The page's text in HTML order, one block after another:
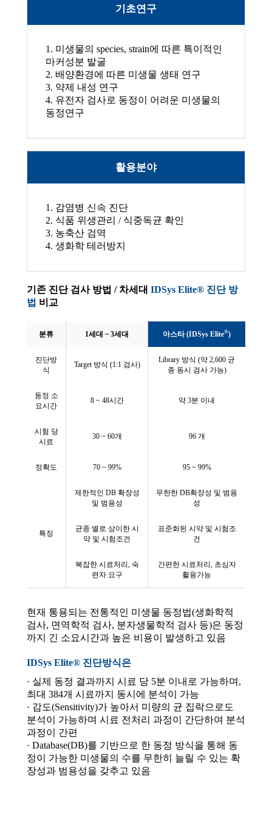
기초연구
1. 미생물의 species, strain에 따른 특이적인
마커성분 발굴
2. 배양환경에 따른 미생물 생태 연구
3. 약제 내성 연구
4. 유전자 검사로 동정이 어려운 미생물의
동정연구
활용분야
1. 감염병 신속 진단
2. 식품 위생관리 / 식중독균 확인
3. 농축산 검역
4. 생화학 테러방지
기존 진단 검사 방법 / 차세대 IDSys Elite® 진단 방
법 비교
분류 1세대 ~ 3세대 아스타 (IDSys Elite®)
진단방
식
Target 방식 (1:1 검사)
Library 방식 (약 2,600 균
종 동시 검사 가능)
동정 소
요시간
8 ~ 48시간 약 3분 이내
시험 당
시료
30 ~ 60개 96 개
정확도 70 ~ 99% 95 ~ 99%
특징
제한적인 DB 확장성
및 범용성
무한한 DB확장성 및 범용
성
균종 별로 상이한 시
약 및 시험조건
표준화된 시약 및 시험조
건
복잡한 시료처리, 숙
련자 요구
간편한 시료처리, 초심자
활용가능
현재 통용되는 전통적인 미생물 동정법(생화학적
검사, 면역학적 검사, 분자생물학적 검사 등)은 동정
까지 긴 소요시간과 높은 비용이 발생하고 있음
IDSys Elite® 진단방식은
· 실제 동정 결과까지 시료 당 5분 이내로 가능하며,
최대 384개 시료까지 동시에 분석이 가능
· 감도(Sensitivity)가 높아서 미량의 균 집락으로도
분석이 가능하며 시료 전처리 과정이 간단하여 분석
과정이 간편
· Database(DB)를 기반으로 한 동정 방식을 통해 동
정이 가능한 미생물의 수를 무한히 늘릴 수 있는 확
장성과 범용성을 갖추고 있음